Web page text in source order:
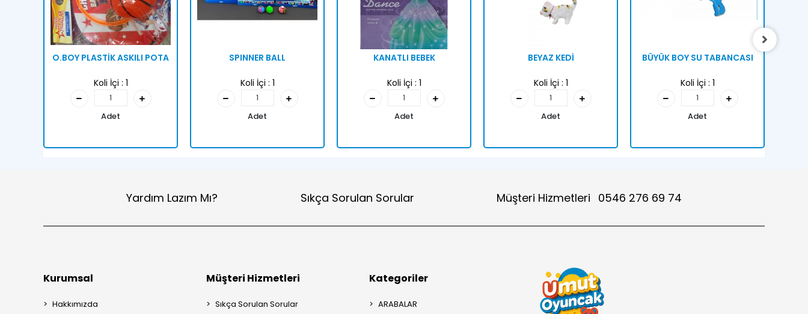
O.BOY PLASTİK ASKILI POTA
Koli İçi : 1
Adet
SPINNER BALL
Koli İçi : 1
Adet
KANATLI BEBEK
Koli İçi : 1
Adet
BEYAZ KEDİ
Koli İçi : 1
Adet
BÜYÜK BOY SU TABANCASI
Koli İçi : 1
Adet
Yardım Lazım Mı? Sıkça Sorulan Sorular Müşteri Hizmetleri 0546 276 69 74
Kurumsal
Hakkımızda
Müşteri Hizmetleri
Sıkça Sorulan Sorular
Kategoriler
ARABALAR